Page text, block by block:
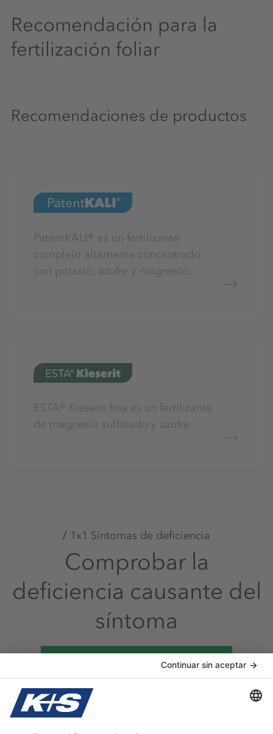
Recomendación para la
fertilización foliar
Recomendaciones de productos
PatentKALI® es un fertilizante
complejo altamente concentrado
con potasio, azufre y magnesio.
ESTA® Kieserit fina es un fertilizante
de magnesio sulfatado y azufre.
1x1 Síntomas de deficiencia
Comprobar la
deficiencia causante del
síntoma
Ir al 1x1 de los síntomas deficientes